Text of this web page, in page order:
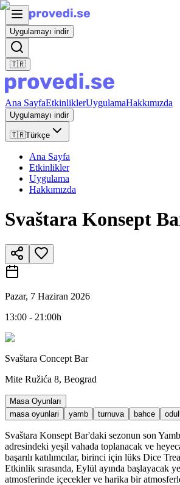
Uygulamayı indir
🇹🇷
Ana SayfaEtkinliklerUygulamaHakkımızda
Uygulamayı indir
🇹🇷Türkçe
Ana Sayfa
Etkinlikler
Uygulama
Hakkımızda
Svaštara Konsept
Pazar, 7 Haziran 2026
13:00 - 21:00h
Svaštara Concept Bar
Mite Ružića 8, Beograd
Masa Oyunları
masa oyunlari
yamb turnuva bahce
Svaštara Konsept Bar'daki sezonun son
adresindeki yeşil vahada toplanacak ve
başarılı katılımcılar, birinci için lüks Dice
Etkinlik sırasında, Eylül ayında başlayacak
atmosferinde içecekler ve harika bir